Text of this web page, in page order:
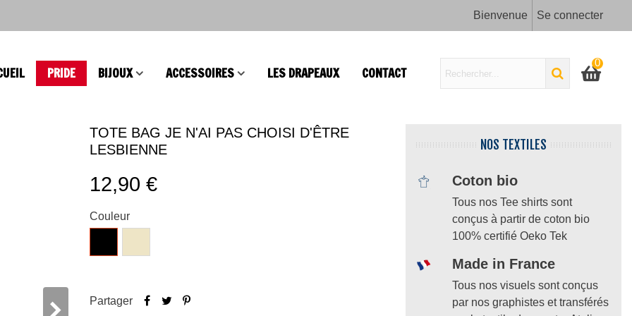
Bienvenue Se connecter
PRIDE BIJOUX ACCESSOIRES LES DRAPEAUX CONTACT
0
TOTE BAG JE N'AI PAS CHOISI D'ÊTRE
LESBIENNE
12,90 €
Couleur
Partager
NOS TEXTILES
Coton bio
Tous nos Tee shirts sont
conçus à partir de coton bio
100% certifié Oeko Tek
Made in France
Tous nos visuels sont conçus
par nos graphistes et transférés